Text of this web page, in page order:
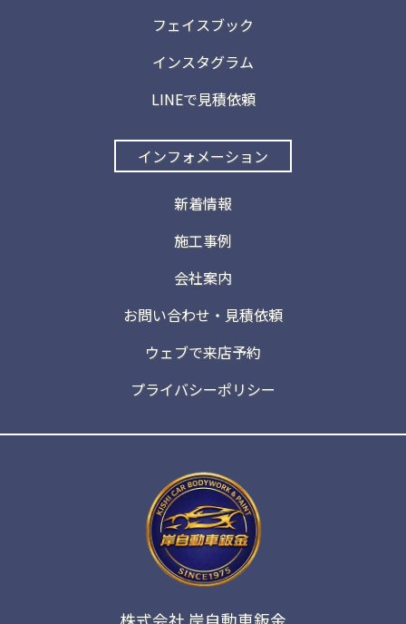
フェイスブック
インスタグラム
LINEで見積依頼
インフォメーション
新着情報
施工事例
会社案内
お問い合わせ・見積依頼
ウェブで来店予約
プライバシーポリシー